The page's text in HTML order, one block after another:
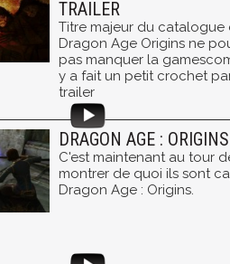
TRAILER
Titre majeur du catalogue
Dragon Age Origins ne
pas manquer la
y a fait un petit crochet
trailer
DRAGON AGE :
C'est maintenant au tour
montrer de quoi ils sont
Dragon Age : Origins.